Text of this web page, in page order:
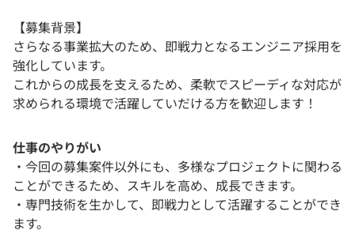
【募集背景】
さらなる事業拡大のため、即戦力となるエンジニア採用を
強化しています。
これからの成長を支えるため、柔軟でスピーディな対応が
求められる環境で活躍していだける方を歓迎します！
仕事のやりがい
・今回の募集案件以外にも、多様なプロジェクトに関わる
ことができるため、スキルを高め、成長できます。
・専門技術を生かして、即戦力として活躍することができ
ます。